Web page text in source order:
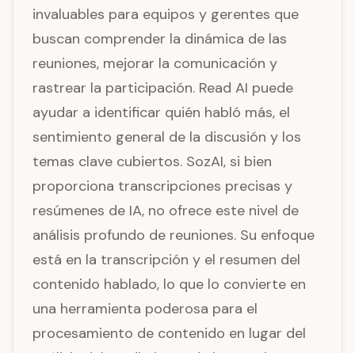
invaluables para equipos y gerentes que
buscan comprender la dinámica de las
reuniones, mejorar la comunicación y
rastrear la participación. Read AI puede
ayudar a identificar quién habló más, el
sentimiento general de la discusión y los
temas clave cubiertos. SozAI, si bien
proporciona transcripciones precisas y
resúmenes de IA, no ofrece este nivel de
análisis profundo de reuniones. Su enfoque
está en la transcripción y el resumen del
contenido hablado, lo que lo convierte en
una herramienta poderosa para el
procesamiento de contenido en lugar del